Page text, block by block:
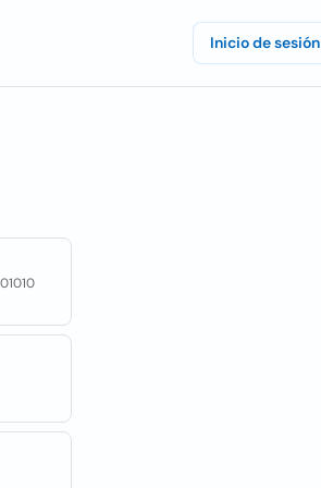
Inicio de sesión